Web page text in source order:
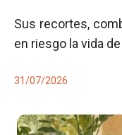
Sus recortes,
en riesgo la vida
31/07/2026